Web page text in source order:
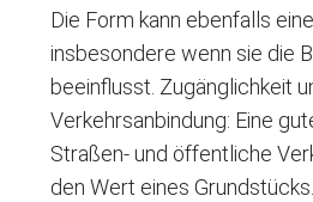
Die Form kann ebenfalls
insbesondere wenn sie die
beeinflusst. Zugänglichkeit
Verkehrsanbindung: Eine
Straßen- und öffentliche
den Wert eines Grundstücks.